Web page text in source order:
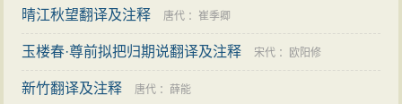
晴江秋望翻译及注释 唐代 ：崔季卿
玉楼春·尊前拟把归期说翻译及注释 宋代 ： 欧阳修
新竹翻译及注释 唐代 ： 薛能